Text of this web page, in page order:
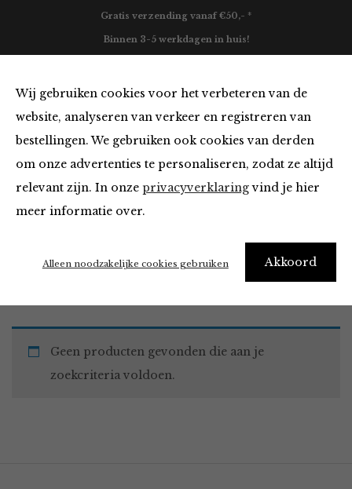
Wij gebruiken cookies voor het verbeteren van de
website, analyseren van verkeer en registreren van
bestellingen. We gebruiken ook cookies van derden
om onze advertenties te personaliseren, zodat ze altijd
relevant zijn. In onze privacyverklaringvind je hier
meer informatie over.
Akkoord
Alleen noodzakelijke cookies gebruiken
Gratis verzending vanaf €50,- *
Binnen 3-5 werkdagen in huis!
Broeken en Jumpsuits
Home Winkel Kleding Broeken en Jumpsuits
Geen producten gevonden die aan je
zoekcriteria voldoen.